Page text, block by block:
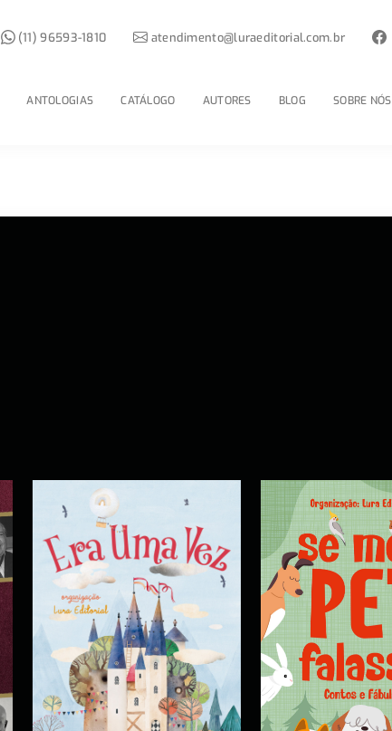
ANTOLOGIAS CATÁLOGO AUTORES BLOG SOBRE NÓS
(11) 96593-1810 atendimento@luraeditorial.com.br